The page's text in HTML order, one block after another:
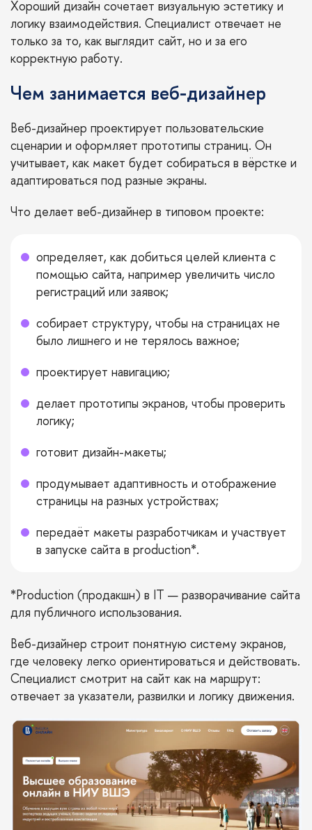
Хороший дизайн сочетает визуальную эстетику и
логику взаимодействия. Специалист отвечает не
только за то, как выглядит сайт, но и за его
корректную работу.
Чем занимается веб-дизайнер
Веб-дизайнер проектирует пользовательские
сценарии и оформляет прототипы страниц. Он
учитывает, как макет будет собираться в вёрстке и
адаптироваться под разные экраны.
Что делает веб-дизайнер в типовом проекте:
определяет, как добиться целей клиента с
помощью сайта, например увеличить число
регистраций или заявок;
собирает структуру, чтобы на страницах не
было лишнего и не терялось важное;
проектирует навигацию;
делает прототипы экранов, чтобы проверить
логику;
готовит дизайн-макеты;
продумывает адаптивность и отображение
страницы на разных устройствах;
передаёт макеты разработчикам и участвует
в запуске сайта в production*.
*Production (продакшн) в IT — разворачивание сайта
для публичного использования.
Веб-дизайнер строит понятную систему экранов,
где человеку легко ориентироваться и действовать.
Специалист смотрит на сайт как на маршрут:
отвечает за указатели, развилки и логику движения.